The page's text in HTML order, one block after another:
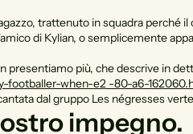
trattenuto in squadra perché
di Kylian, o semplicemente
più, che descrive in
footballer-when-e2 -80-a6-
dal gruppo Les négresses
impegno.